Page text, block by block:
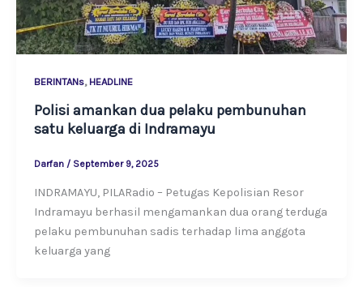
BERINTANs, HEADLINE
Polisi amankan dua pelaku pembunuhan
satu keluarga di Indramayu
Darfan / September 9, 2025
INDRAMAYU, PILARadio – Petugas Kepolisian Resor
Indramayu berhasil mengamankan dua orang terduga
pelaku pembunuhan sadis terhadap lima anggota
keluarga yang